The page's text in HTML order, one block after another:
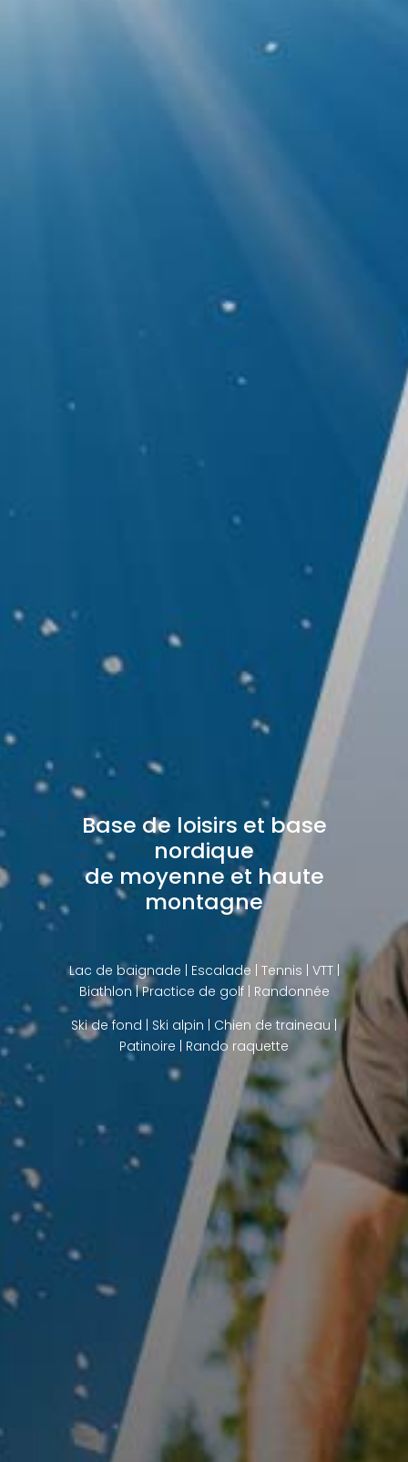
Base de loisirs et base
nordique
de moyenne et haute
montagne
Lac de baignade | Escalade | Tennis | VTT |
Biathlon |Practice de golf| Randonnée
Ski de fond | Ski alpin | Chien de traineau |
Patinoire | Rando raquette